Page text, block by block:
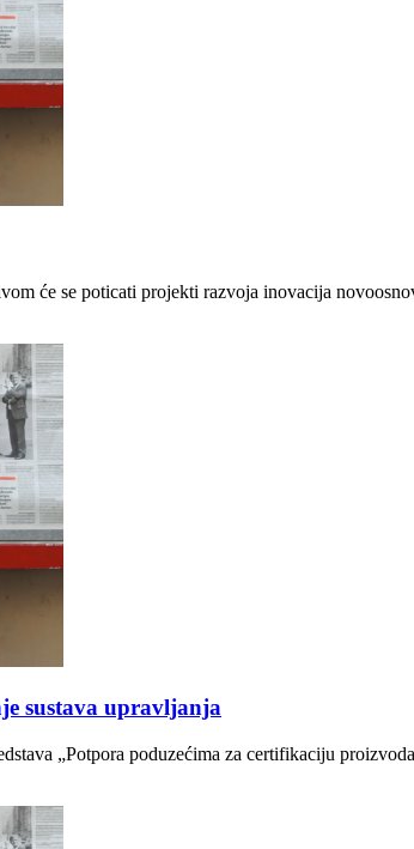
će se poticati projekti razvoja inovacija
sustava upravljanja
„Potpora poduzećima za certifikaciju